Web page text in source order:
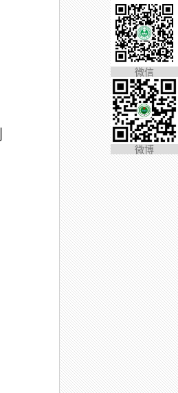
微信
微博